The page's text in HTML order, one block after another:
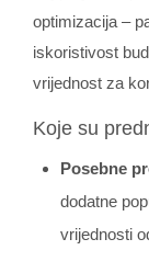
optimizacija –
iskoristivost
vrijednost za
Koje su
Posebne
dodatne
vrijednosti